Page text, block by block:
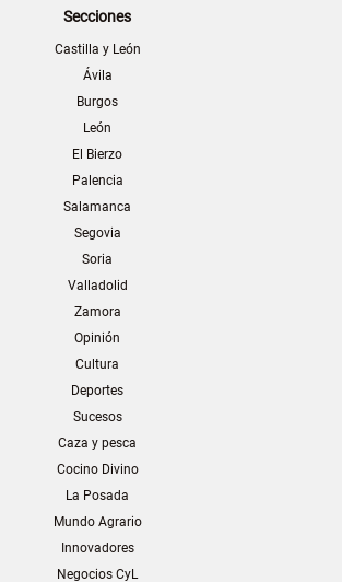
Secciones
Castilla y León
Ávila
Burgos
León
El Bierzo
Palencia
Salamanca
Segovia
Soria
Valladolid
Zamora
Opinión
Cultura
Deportes
Sucesos
Caza y pesca
Cocino Divino
La Posada
Mundo Agrario
Innovadores
Negocios CyL